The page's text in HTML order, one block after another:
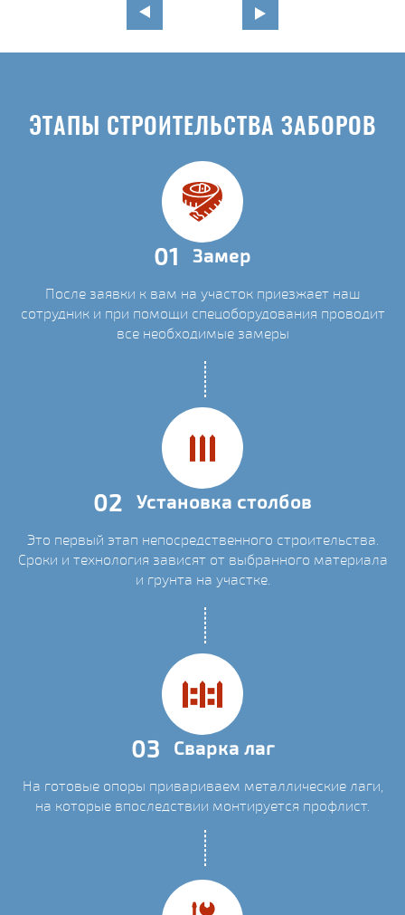
ЭТАПЫ СТРОИТЕЛЬСТВА ЗАБОРОВ
01 Замер
После заявки к вам на участок приезжает наш
сотрудник и при помощи спецоборудования проводит
все необходимые замеры
02 Установка столбов
Это первый этап непосредственного строительства.
Сроки и технология зависят от выбранного материала
и грунта на участке.
03 Сварка лаг
На готовые опоры привариваем металлические лаги,
на которые впоследствии монтируется профлист.